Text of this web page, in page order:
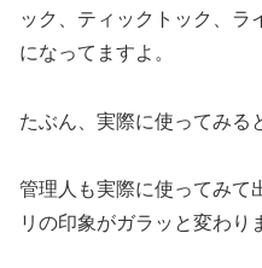
ック、ティックトック、ラ
になってますよ。
たぶん、実際に使ってみる
管理人も実際に使ってみて
リの印象がガラッと変わり